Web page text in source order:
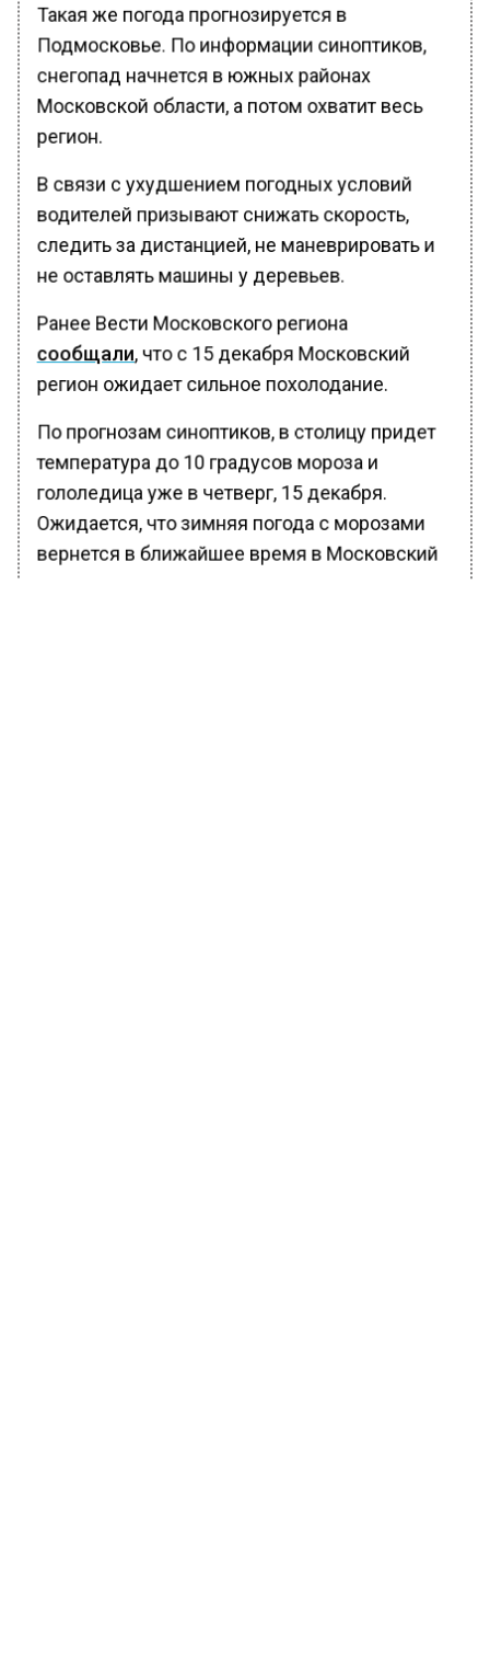
Такая же погода прогнозируется в
Подмосковье. По информации синоптиков,
снегопад начнется в южных районах
Московской области, а потом охватит весь
регион.
В связи с ухудшением погодных условий
водителей призывают снижать скорость,
следить за дистанцией, не маневрировать и
не оставлять машины у деревьев.
Ранее Вести Московского региона
сообщали, что с 15 декабря Московский
регион ожидает сильное похолодание.
По прогнозам синоптиков, в столицу придет
температура до 10 градусов мороза и
гололедица уже в четверг, 15 декабря.
Ожидается, что зимняя погода с морозами
вернется в ближайшее время в Московский